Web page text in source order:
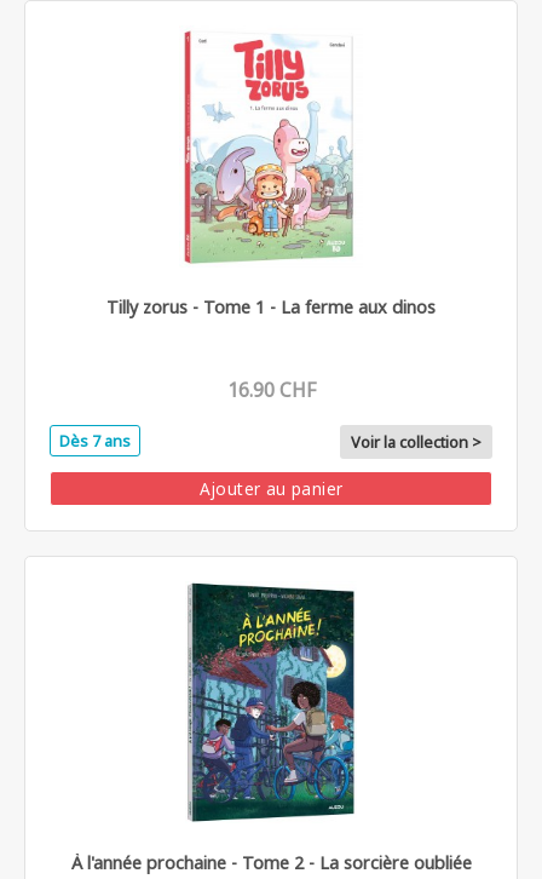
Tilly zorus - Tome 1 - La ferme aux dinos
16.90 CHF
Dès 7 ans Voir la collection >
Ajouter au panier
À l'année prochaine - Tome 2 - La sorcière oubliée